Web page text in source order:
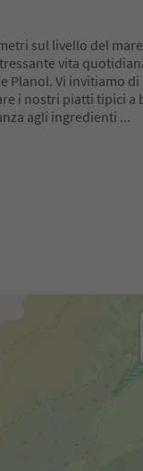
sul livello del
vita
Planol. Vi invitiamo di
i nostri piatti tipici a
agli ingredienti ...